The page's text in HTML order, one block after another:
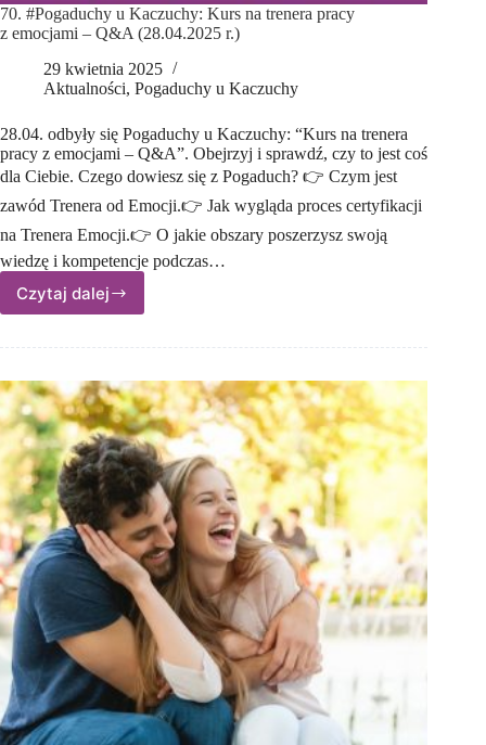
70. #Pogaduchy u Kaczuchy: Kurs na trenera pracy
z emocjami – Q&A (28.04.2025 r.)
29 kwietnia 2025
Aktualności, Pogaduchy u Kaczuchy
28.04. odbyły się Pogaduchy u Kaczuchy: “Kurs na trenera
pracy z emocjami – Q&A”. Obejrzyj i sprawdź, czy to jest coś
dla Ciebie. Czego dowiesz się z Pogaduch? 👉 Czym jest
zawód Trenera od Emocji.👉 Jak wygląda proces certyfikacji
na Trenera Emocji.👉 O jakie obszary poszerzysz swoją
wiedzę i kompetencje podczas…
Czytaj dalej
70.
u Kaczuchy:
na trenera
pracy
z emocjami
–
Q&A
(28.04.2025 r.)